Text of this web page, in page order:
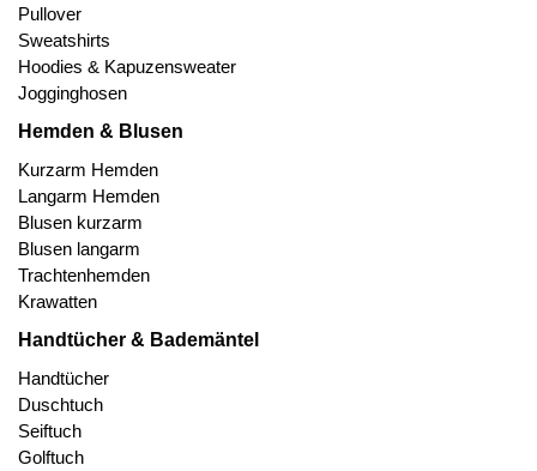
Pullover
Sweatshirts
Hoodies & Kapuzensweater
Jogginghosen
Hemden & Blusen
Kurzarm Hemden
Langarm Hemden
Blusen kurzarm
Blusen langarm
Trachtenhemden
Krawatten
Handtücher & Bademäntel
Handtücher
Duschtuch
Seiftuch
Golftuch